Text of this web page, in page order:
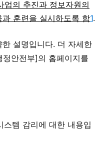
업의 추진과 정보자원의
훈련을 실시하도록 함1.
설명입니다. 더 자세한
정안전부]의 홈페이지를
템 감리에 대한 내용입